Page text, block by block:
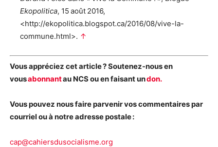
Ekopolitica, 15 août 2016,
<http://ekopolitica.blogspot.ca/2016/08/vive-la-
commune.html>. ↑
Vous appréciez cet article ? Soutenez-nous en
vousabonnantau NCS ou en faisant undon.
Vous pouvez nous faire parvenir vos commentaires par
courriel ou à notre adresse postale :
cap@cahiersdusocialisme.org